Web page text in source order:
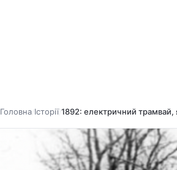
Головна/ Історії/1892: електричний